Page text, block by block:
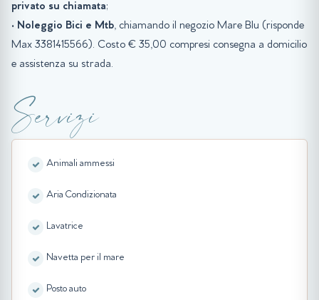
privato su chiamata;
• Noleggio Bici e Mtb, chiamando il negozio Mare Blu (risponde
Max 3381415566). Costo € 35,00 compresi consegna a domicilio
e assistenza su strada.
Servizi
Animali ammessi
Aria Condizionata
Lavatrice
Navetta per il mare
Posto auto